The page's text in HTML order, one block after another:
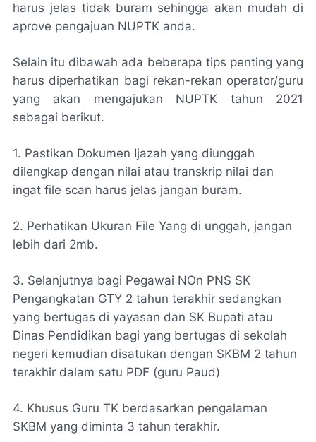
harus jelas tidak buram sehingga akan mudah di
aprove pengajuan NUPTK anda.
Selain itu dibawah ada beberapa tips penting yang
harus diperhatikan bagi rekan-rekan operator/guru
yang akan mengajukan NUPTK tahun 2021
sebagai berikut.
1. Pastikan Dokumen Ijazah yang diunggah
dilengkap dengan nilai atau transkrip nilai dan
ingat file scan harus jelas jangan buram.
2. Perhatikan Ukuran File Yang di unggah, jangan
lebih dari 2mb.
3. Selanjutnya bagi Pegawai NOn PNS SK
Pengangkatan GTY 2 tahun terakhir sedangkan
yang bertugas di yayasan dan SK Bupati atau
Dinas Pendidikan bagi yang bertugas di sekolah
negeri kemudian disatukan dengan SKBM 2 tahun
terakhir dalam satu PDF (guru Paud)
4. Khusus Guru TK berdasarkan pengalaman
SKBM yang diminta 3 tahun terakhir.